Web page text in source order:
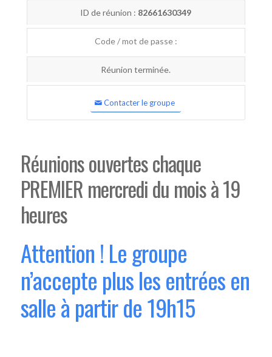
ID de réunion : 82661630349
Code / mot de passe :
Réunion terminée.
Contacter le groupe
Réunions ouvertes chaque
PREMIER mercredi du mois à 19
heures
Attention ! Le groupe
n’accepte plus les entrées en
salle à partir de 19h15